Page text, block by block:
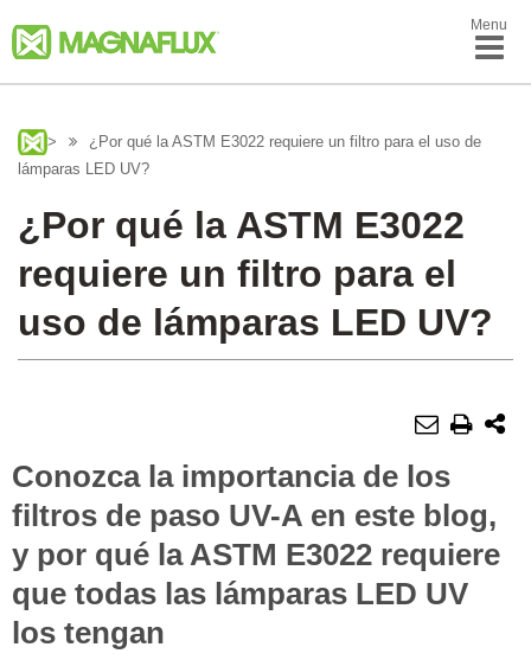
Menu
>
¿Por qué la ASTM E3022 requiere un filtro para el uso de
lámparas LED UV?
¿Por qué la ASTM E3022
requiere un filtro para el
uso de lámparas LED UV?
Conozca la importancia de los
filtros de paso UV-A en este blog,
y por qué la ASTM E3022 requiere
que todas las lámparas LED UV
los tengan